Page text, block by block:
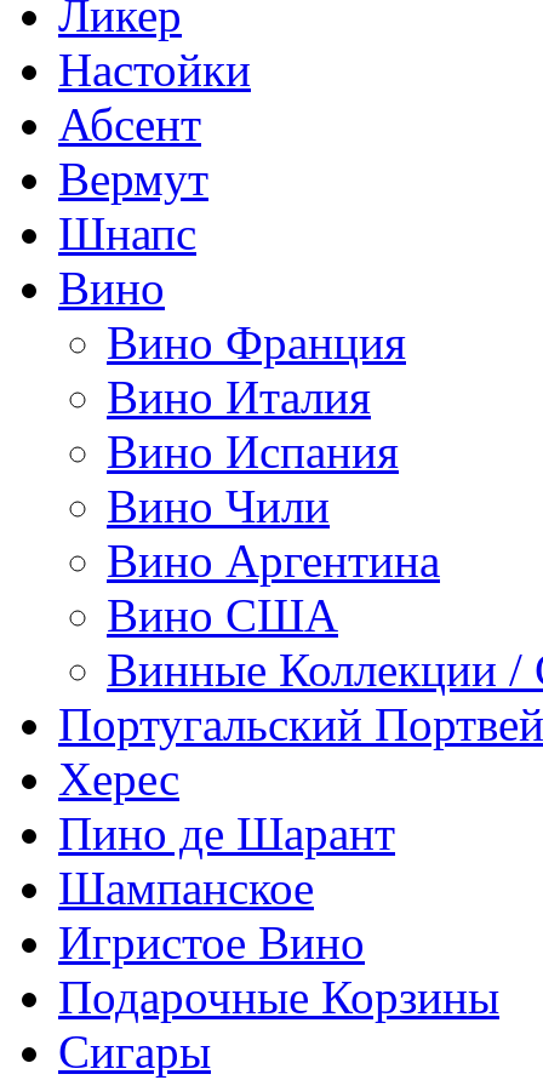
Ликер
Настойки
Абсент
Вермут
Шнапс
Вино
Вино Франция
Вино Италия
Вино Испания
Вино Чили
Вино Аргентина
Вино США
Винные Коллекции /
Португальский
Херес
Пино де Шарант
Шампанское
Игристое Вино
Подарочные Корзины
Сигары